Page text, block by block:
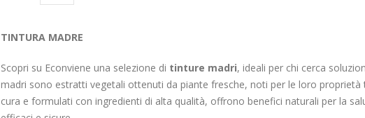
TINTURA MADRE
Scopri su Econviene una selezione di tinture madri, ideali per chi cerca
madri sono estratti vegetali ottenuti da piante fresche, noti per le loro
cura e formulati con ingredienti di alta qualità, offrono benefici naturali per la